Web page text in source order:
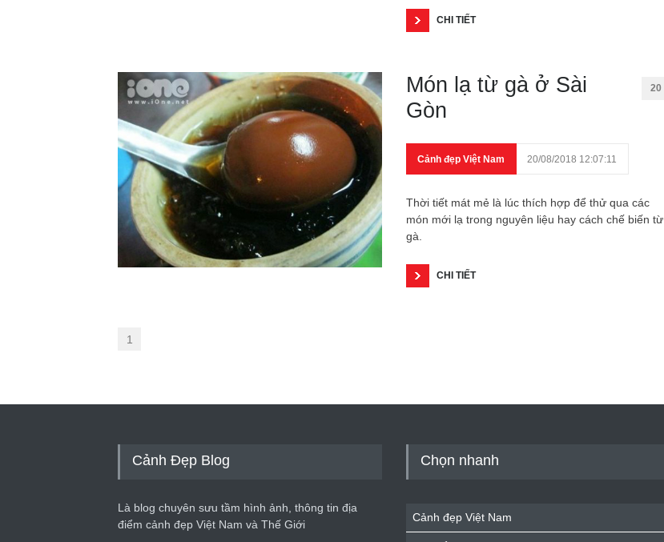
CHI TIẾT
Món lạ từ gà ở Sài
Gòn
20
Cảnh đẹp Việt Nam 20/08/2018 12:07:11
Thời tiết mát mẻ là lúc thích hợp để thử qua các
món mới lạ trong nguyên liệu hay cách chế biến từ
gà.
CHI TIẾT
1
Cảnh Đẹp Blog
Là blog chuyên sưu tầm hình ảnh, thông tin địa
điểm cảnh đẹp Việt Nam và Thế Giới
Chọn nhanh
Cảnh đẹp Việt Nam